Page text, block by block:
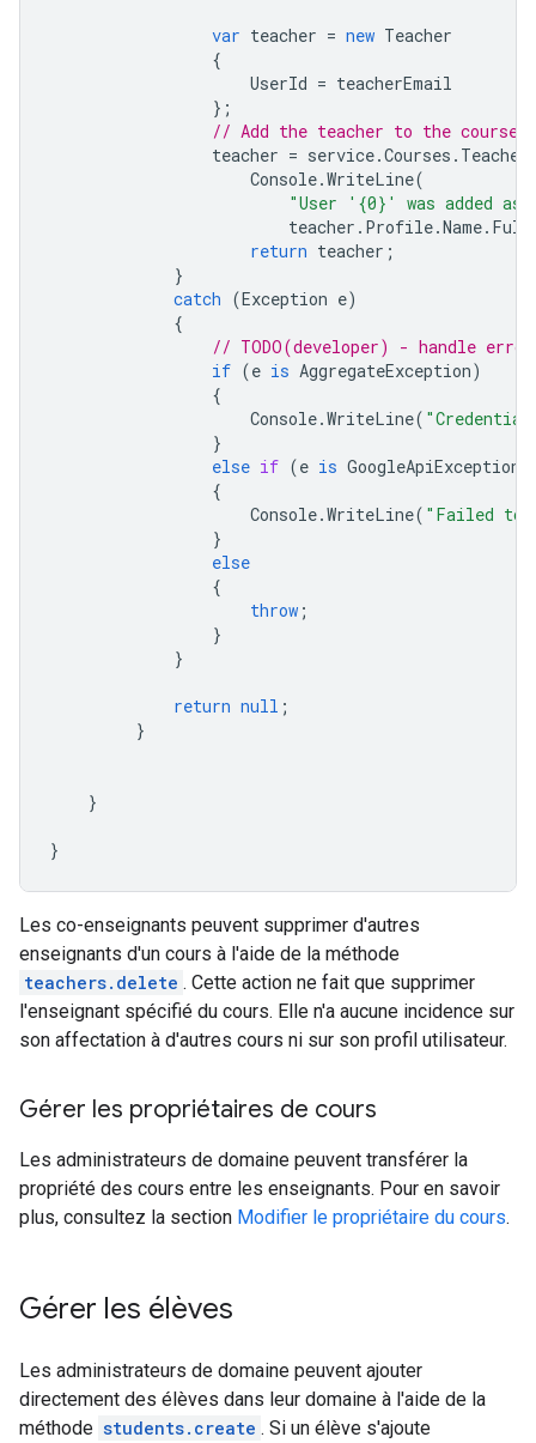
var teacher = new Teacher
{
UserId = teacherEmail
};
// Add the teacher to the course.
teacher = service.Courses .
Console.WriteLine(
"User '{0}' was added
teacher . Profile.Name.
return teacher ;
}
catch (Exception e)
{
// TODO(developer) - handle
if (e is AggregateException)
{
Console.WriteLine(
}
else if (e is GoogleApiException
{
Console.WriteLine( "Failed to
}
else
{
throw ;
}
}
return null ;
}
}
}
Les co-enseignants peuvent supprimer d'autres
enseignants d'un cours à l'aide de la méthode
teachers.delete . Cette action ne fait que supprimer
l'enseignant spécifié du cours. Elle n'a aucune incidence sur
son affectation à d'autres cours ni sur son profil utilisateur.
Gérer les propriétaires de cours
Les administrateurs de domaine peuvent transférer la
propriété des cours entre les enseignants. Pour en savoir
plus, consultez la section Modifier le propriétaire du cours.
Gérer les élèves
Les administrateurs de domaine peuvent ajouter
directement des élèves dans leur domaine à l'aide de la
méthode students.create . Si un élève s'ajoute